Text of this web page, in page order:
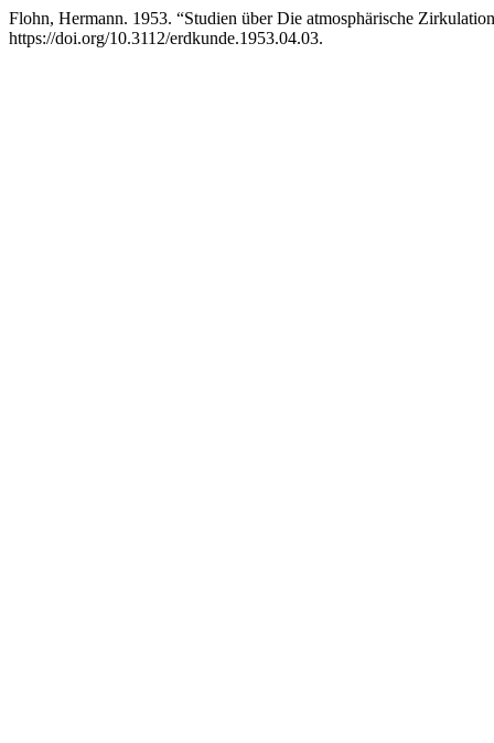
Flohn, Hermann. 1953. “Studien über Die atmosphärische
https://doi.org/10.3112/erdkunde.1953.04.03.